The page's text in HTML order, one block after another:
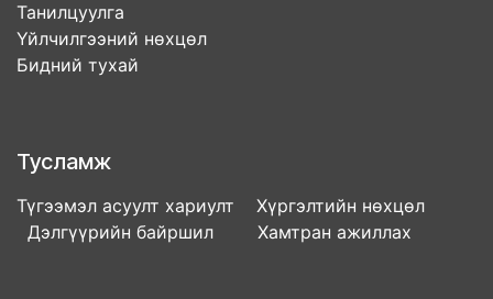
Танилцуулга
Үйлчилгээний нөхцөл
Бидний тухай
Тусламж
Түгээмэл асуулт хариулт Хүргэлтийн нөхцөл
Дэлгүүрийн байршил Хамтран ажиллах